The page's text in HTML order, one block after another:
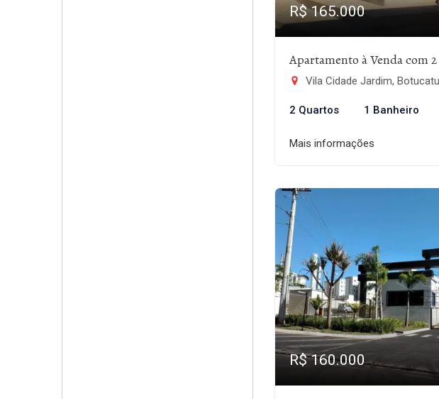
R$ 165.000
Apartamento à Venda com
Vila Cidade Jardim,
2 Quartos 1 Banheiro
Mais informações
R$ 160.000